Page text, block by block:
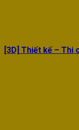
[3D] Thiết kế – Thi